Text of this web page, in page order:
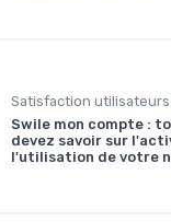
Satisfaction utilisateurs
Swile mon compte :
devez savoir sur
l'utilisation de votre